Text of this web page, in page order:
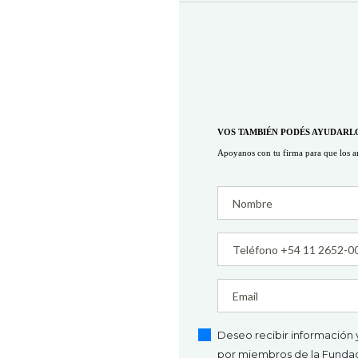
¡EN
VOS TAMBIÉN PODÉS
Apoyanos con tu firma para que los
Deseo recibir información
por miembros de la